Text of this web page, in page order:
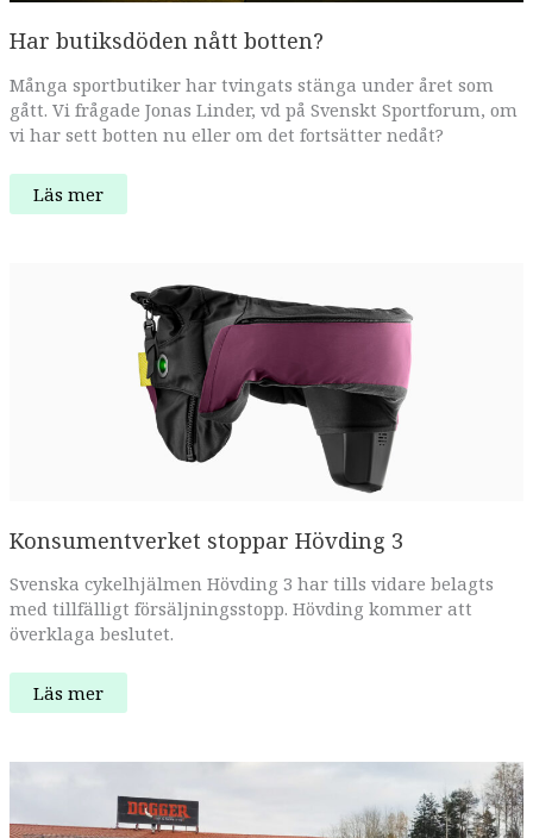
Har butiksdöden nått botten?
Många sportbutiker har tvingats stänga under året som
gått. Vi frågade Jonas Linder, vd på Svenskt Sportforum, om
vi har sett botten nu eller om det fortsätter nedåt?
Har
butiksdöden
Läs mer
Konsumentverket stoppar Hövding 3
Svenska cykelhjälmen Hövding 3 har tills vidare belagts
med tillfälligt försäljningsstopp. Hövding kommer att
överklaga beslutet.
Konsumentverket
stoppar
Läs mer